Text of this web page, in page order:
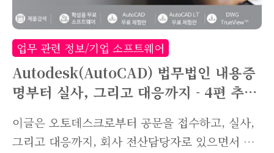
B.O.M은 아시죠? Bill Of Materials, 쉽게 말해
자재소요량입니다. 이 제품 하나를 생산하기 위해
서는 어떤 부품이 몇개씩 들어가야하느냐를 한눈
에 볼수있는거죠. 아이큐브에서 BOM정전개를 하
면 ..
업무 관련 정보/기업 소프트웨어
Autodesk(AutoCAD) 법무법인 내용증
명부터 실사, 그리고 대응까지 - 4편 추징
이글은 오토데스크로부터 공문을 접수하고, 실사,
그리고 대응까지, 회사 전산담당자로 있으면서 제